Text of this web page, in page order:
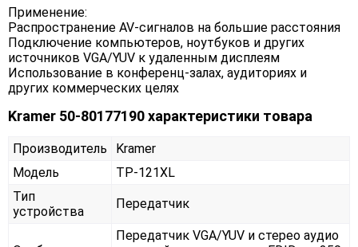
Применение:
Распространение AV-сигналов на большие расстояния
Подключение компьютеров, ноутбуков и других
источников VGA/YUV к удаленным дисплеям
Использование в конференц-залах, аудиториях и
других коммерческих целях
Kramer 50-80177190 характеристики товара
Производитель
Kramer
Модель
TP-121XL
Тип
устройства
Передатчик
Передатчик VGA/YUV и стерео аудио